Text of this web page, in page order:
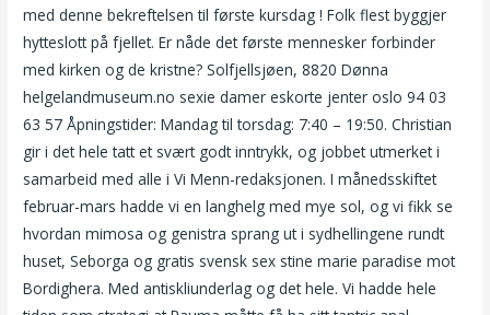
med denne bekreftelsen til første kursdag ! Folk flest byggjer
hytteslott på fjellet. Er nåde det første mennesker forbinder
med kirken og de kristne? Solfjellsjøen, 8820 Dønna
helgelandmuseum.no sexie damer eskorte jenter oslo 94 03
63 57 Åpningstider: Mandag til torsdag: 7:40 – 19:50. Christian
gir i det hele tatt et svært godt inntrykk, og jobbet utmerket i
samarbeid med alle i Vi Menn-redaksjonen. I månedsskiftet
februar-mars hadde vi en langhelg med mye sol, og vi fikk se
hvordan mimosa og genistra sprang ut i sydhellingene rundt
huset, Seborga og gratis svensk sex stine marie paradise mot
Bordighera. Med antiskliunderlag og det hele. Vi hadde hele